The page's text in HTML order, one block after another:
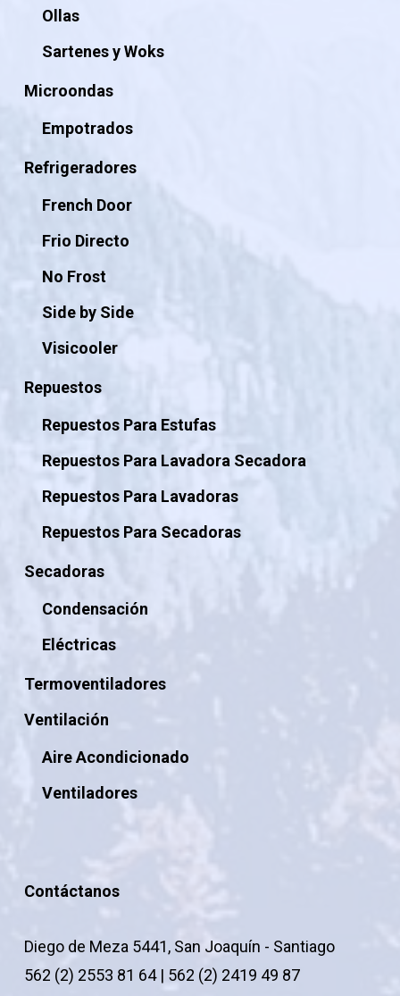
Ollas
Sartenes y Woks
Microondas
Empotrados
Refrigeradores
French Door
Frio Directo
No Frost
Side by Side
Visicooler
Repuestos
Repuestos Para Estufas
Repuestos Para Lavadora Secadora
Repuestos Para Lavadoras
Repuestos Para Secadoras
Secadoras
Condensación
Eléctricas
Termoventiladores
Ventilación
Aire Acondicionado
Ventiladores
Contáctanos
Diego de Meza 5441, San Joaquín - Santiago
562 (2) 2553 81 64 | 562 (2) 2419 49 87